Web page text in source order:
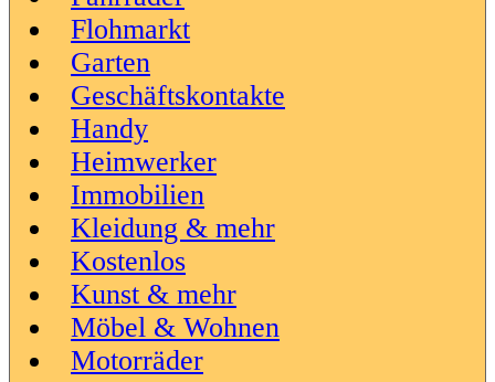
Flohmarkt
Garten
Geschäftskontakte
Handy
Heimwerker
Immobilien
Kleidung & mehr
Kostenlos
Kunst & mehr
Möbel & Wohnen
Motorräder